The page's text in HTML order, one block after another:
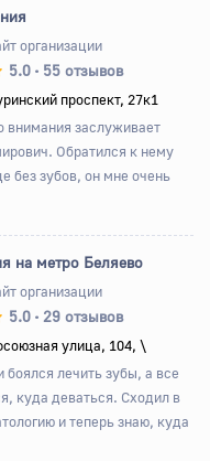
организации
5.0 • 55 отзывов
проспект, 27к1
внимания заслуживает
Обратился к нему
без зубов, он мне очень
на метро Беляево
организации
5.0 • 29 отзывов
улица, 104, \
боялся лечить зубы, а все
куда деваться. Сходил в
и теперь знаю, куда